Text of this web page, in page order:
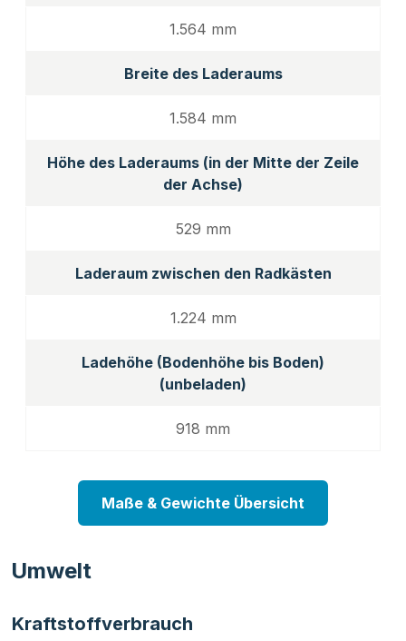
1.564 mm
Breite des Laderaums
1.584 mm
Höhe des Laderaums (in der Mitte der Zeile
der Achse)
529 mm
Laderaum zwischen den Radkästen
1.224 mm
Ladehöhe (Bodenhöhe bis Boden)
(unbeladen)
918 mm
Maße & Gewichte Übersicht
Umwelt
Kraftstoffverbrauch